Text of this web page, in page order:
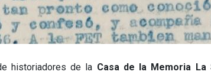
historiadores de la Casa de la Memoria La